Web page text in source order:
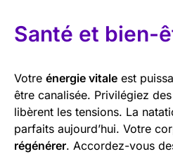
Santé et bien-
Votre énergie vitale est
être canalisée. Privilégiez
libèrent les tensions. La
parfaits aujourd’hui. Votre
régénérer. Accordez-vous